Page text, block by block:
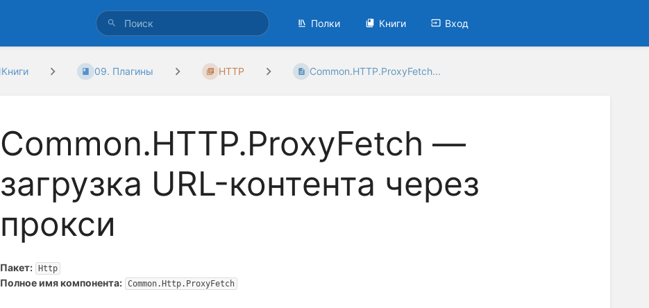
Полки Книги Вход
Книги 09. Плагины HTTP Common.HTTP.ProxyFetch...
Common.HTTP.ProxyFetch —
загрузка URL-контента через
прокси
Пакет: Http
Полное имя компонента: Common.Http.ProxyFetch